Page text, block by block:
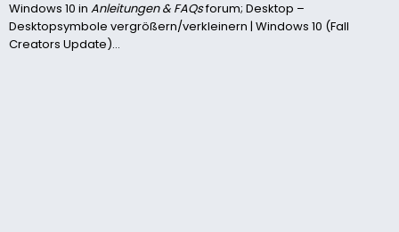
s
t
e
s
t
e
Windows 10 in Anleitungen & FAQsforum; Desktop –
Desktopsymbole vergrößern/verkleinern | Windows 10 (Fall
Creators Update)...